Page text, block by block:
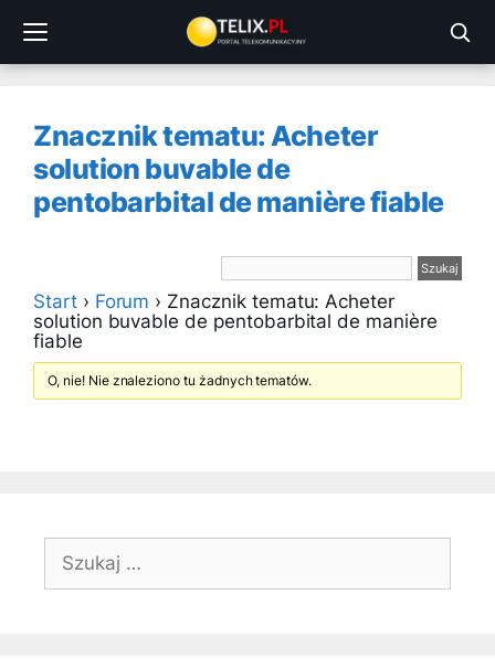
treści
Znacznik tematu: Acheter
solution buvable de
pentobarbital de manière fiable
Start › Forum › Znacznik tematu: Acheter
solution buvable de pentobarbital de manière
fiable
O, nie! Nie znaleziono tu żadnych tematów.
Szukaj: